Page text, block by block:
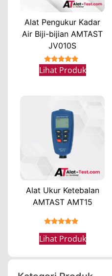
Alat Pengukur Kadar
Air Biji-bijian AMTAST
JV010S
★★★★★
Lihat Produk
Alat Ukur Ketebalan
AMTAST AMT15
Lihat Produk